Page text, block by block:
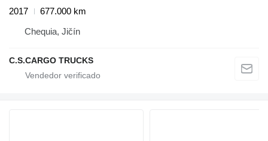
2017
677.000 km
Chequia, Jičín
C.S.CARGO TRUCKS